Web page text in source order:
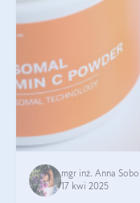
mgr inż. Anna Sobol
17 kwi 2025